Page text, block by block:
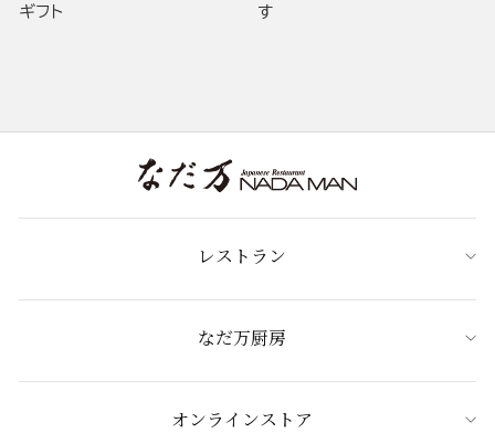
ギフト
す
レストラン
なだ万厨房
オンラインストア